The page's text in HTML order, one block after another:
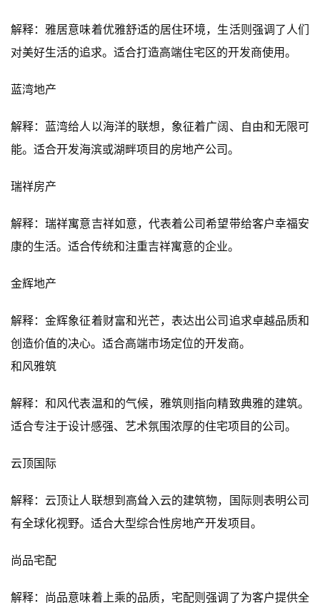
解释：雅居意味着优雅舒适的居住环境，生活则强调了人们
对美好生活的追求。适合打造高端住宅区的开发商使用。
蓝湾地产
解释：蓝湾给人以海洋的联想，象征着广阔、自由和无限可
能。适合开发海滨或湖畔项目的房地产公司。
瑞祥房产
解释：瑞祥寓意吉祥如意，代表着公司希望带给客户幸福安
康的生活。适合传统和注重吉祥寓意的企业。
金辉地产
解释：金辉象征着财富和光芒，表达出公司追求卓越品质和
创造价值的决心。适合高端市场定位的开发商。
和风雅筑
解释：和风代表温和的气候，雅筑则指向精致典雅的建筑。
适合专注于设计感强、艺术氛围浓厚的住宅项目的公司。
云顶国际
解释：云顶让人联想到高耸入云的建筑物，国际则表明公司
有全球化视野。适合大型综合性房地产开发项目。
尚品宅配
解释：尚品意味着上乘的品质，宅配则强调了为客户提供全